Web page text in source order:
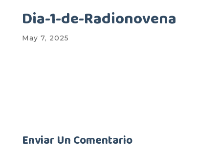
Dia-1-de-Radionovena
May 7, 2025
Enviar Un Comentario